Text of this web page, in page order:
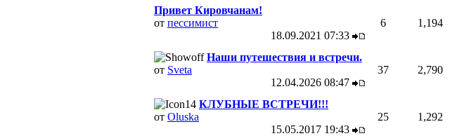
Привет Кировчанам!
от пессимист
18.09.2021 07:33
6 1,194
Наши путешествия и встречи.
от Sveta
12.04.2026 08:47
37 2,790
КЛУБНЫЕ ВСТРЕЧИ!!!
от Oluska
15.05.2017 19:43
25 1,292